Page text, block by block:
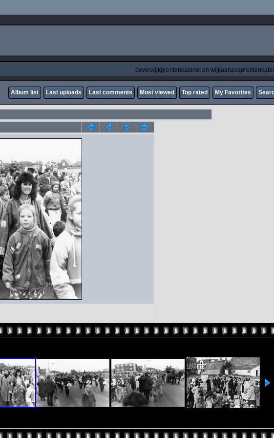
beverwijkprentenkabinet en
Album list Last uploads Last comments Most viewed Top rated My Favorites